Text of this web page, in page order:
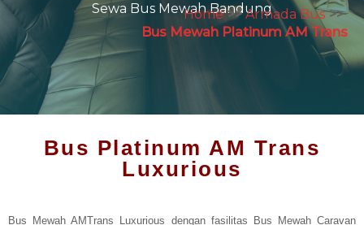
Home
Armada Bus
Bus Mewah Platinum AM Trans
Sewa Bus Mewah Bandung
Bus Platinum AM Trans
Luxurious
Bus Mewah AMTrans Luxurious dengan fasilitas Bus Mewah Caravan